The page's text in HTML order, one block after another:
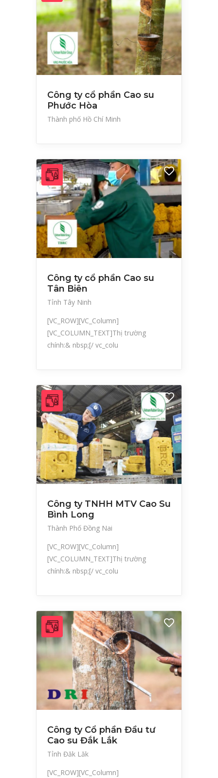
Công ty cổ phần Cao su
Phước Hòa
Thành phố Hồ Chí Minh
Công ty cổ phần Cao su
Tân Biên
Tỉnh Tây Ninh
[VC_ROW][VC_Column]
[VC_COLUMN_TEXT]Thị trường
chính:& nbsp;[/ vc_colu
Công ty TNHH MTV Cao Su
Bình Long
Thành Phố Đồng Nai
[VC_ROW][VC_Column]
[VC_COLUMN_TEXT]Thị trường
chính:& nbsp;[/ vc_colu
Công ty Cổ phần Đầu tư
Cao su Đắk Lắk
Tỉnh Đăk Lăk
[VC_ROW][VC_Column]